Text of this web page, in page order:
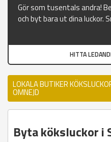
Gör som tusentals andra!
och byt bara ut dina luckor.
HITTA
LOKALA BUTIKER
OMNEJD
Byta köksluckor i